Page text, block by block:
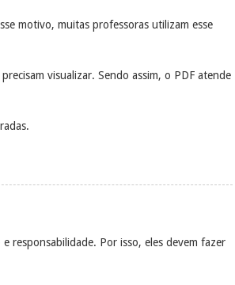
motivo, muitas professoras utilizam esse
visualizar. Sendo assim, o PDF atende
responsabilidade. Por isso, eles devem fazer